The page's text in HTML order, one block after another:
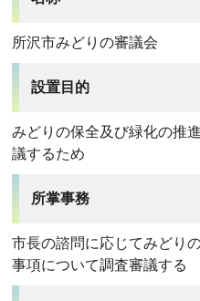
所沢市みどりの審議会
設置目的
みどりの保全及び緑化の推
議するため
所掌事務
市長の諮問に応じてみどり
事項について調査審議する